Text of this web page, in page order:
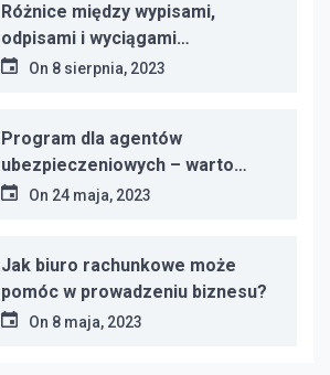
Różnice między wypisami,
odpisami i wyciągami
dokumentów – kluczowe
On 8 sierpnia, 2023
Program dla agentów
ubezpieczeniowych – warto
postawić na sprawdzone
On 24 maja, 2023
Jak biuro rachunkowe może
pomóc w prowadzeniu biznesu?
On 8 maja, 2023